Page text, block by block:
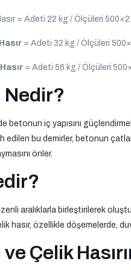
= Adeti 22 kg / Ölçüleri
= Adeti 32 kg / Ölçüleri
= Adeti 56 kg / Ölçüleri
Nedir?
iç yapısını
edilen bu demirler, betonun
önler.
aralıklarla birleştirilerek
hasır, özellikle
Çelik